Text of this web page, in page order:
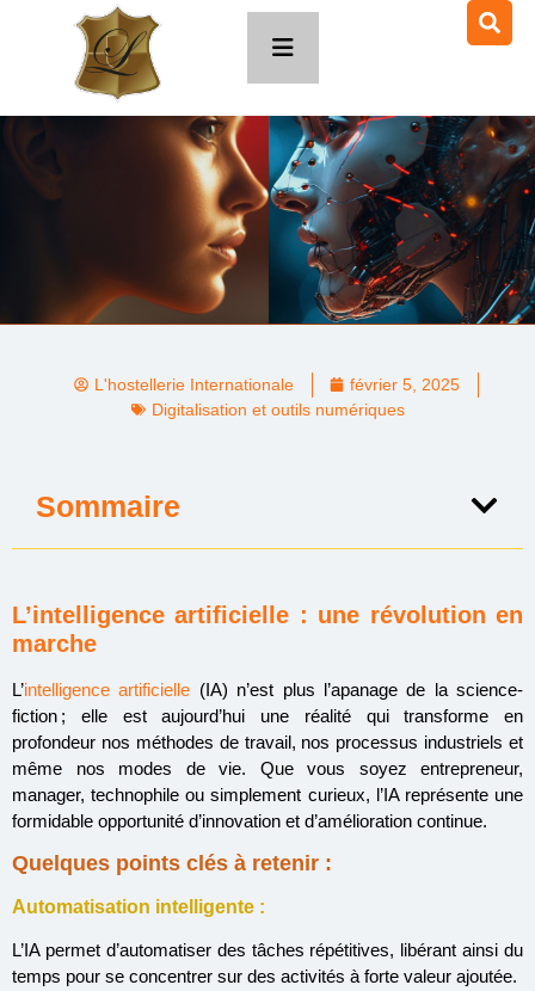
L'hostellerie Internationale
février 5, 2025
Digitalisation et outils numériques
Sommaire
L’intelligence artificielle : une révolution en
marche
L’intelligence artificielle (IA) n’est plus l’apanage de la science-
fiction ; elle est aujourd’hui une réalité qui transforme en
profondeur nos méthodes de travail, nos processus industriels et
même nos modes de vie. Que vous soyez entrepreneur,
manager, technophile ou simplement curieux, l’IA représente une
formidable opportunité d’innovation et d’amélioration continue.
Quelques points clés à retenir :
Automatisation intelligente :
L’IA permet d’automatiser des tâches répétitives, libérant ainsi du
temps pour se concentrer sur des activités à forte valeur ajoutée.